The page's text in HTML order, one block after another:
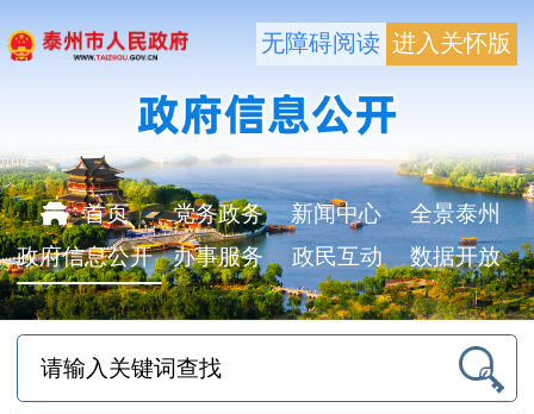
首页 党务政务 新闻中心
全景泰州
政府信息公开
办事服务 政民互动 数据开放
无障碍阅读 进入关怀版